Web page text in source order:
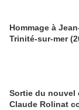
Hommage à
Trinité-sur-mer
Sortie du nouvel
Claude Rolinat